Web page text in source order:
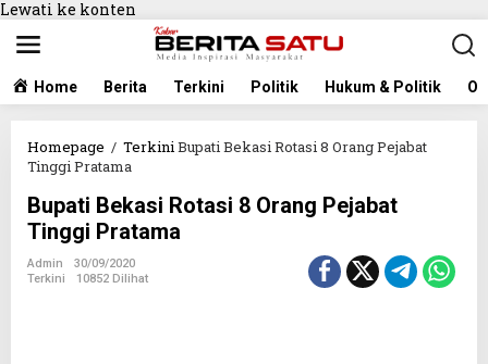
Lewati ke konten
Home Berita Terkini Politik Hukum & Politik
Homepage / TerkiniBupati Bekasi Rotasi 8 Orang Pejabat
Tinggi Pratama
Bupati Bekasi Rotasi 8 Orang Pejabat
Tinggi Pratama
Admin
30/09/2020
Terkini
10852 Dilihat